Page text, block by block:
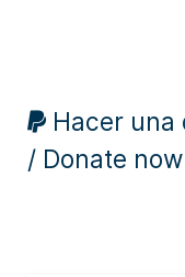
Hacer una
/ Donate now